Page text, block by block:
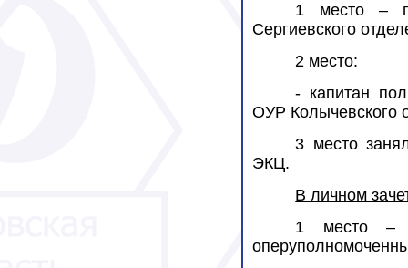
1 место –
Сергиевского
2 место:
- капитан
ОУР Колычевского
3 место
ЭКЦ.
В личном
1 место –